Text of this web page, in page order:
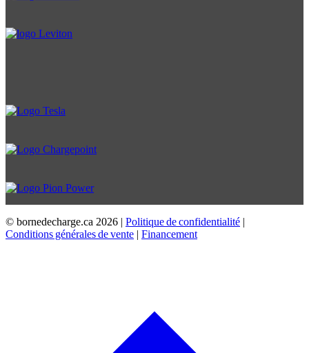
© bornedecharge.ca 2026 | Politique de confidentialité |
Conditions générales de vente | Financement